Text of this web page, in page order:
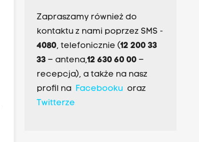
Zapraszamy również do
kontaktu z nami poprzez SMS -
4080, telefonicznie (12 200 33
33– antena,12 630 60 00 –
recepcja), a także na nasz
profil na Facebookuoraz
Twitterze